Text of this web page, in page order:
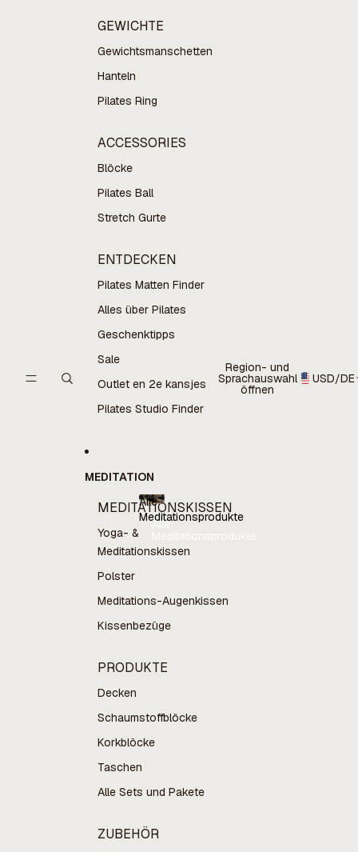
GEWICHTE
Gewichtsmanschetten
Hanteln
Pilates Ring
ACCESSORIES
Blöcke
Pilates Ball
Stretch Gurte
ENTDECKEN
Pilates Matten Finder
Alles über Pilates
Geschenktipps
Sale
Outlet en 2e kansjes
Pilates Studio Finder
MEDITATION
MEDITATIONSKISSEN
Yoga- &
Meditationskissen
Polster
Meditations-Augenkissen
Kissenbezüge
PRODUKTE
Decken
Schaumstoffblöcke
Korkblöcke
Taschen
Alle Sets und Pakete
ZUBEHÖR
Alle
Meditationsprodukte
Alle
Region- und
Sprachauswahl
öffnen
USD/DE